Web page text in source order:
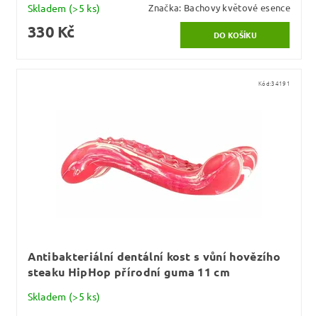
Skladem (>5 ks) Značka: Bachovy květové esence
330 Kč
Kód:34191
Antibakteriální dentální kost s vůní hovězího
steaku HipHop přírodní guma 11 cm
Skladem (>5 ks)